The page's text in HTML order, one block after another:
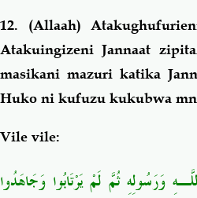
12. (Allaah)
Atakuingizeni Jannaat
masikani mazuri katika
Huko ni kufuzu kukubwa
Vile vile:
وَرَسُولِهِ ثُمَّ لَمْ يَرْتَابُوا وَجَاهَدُوا